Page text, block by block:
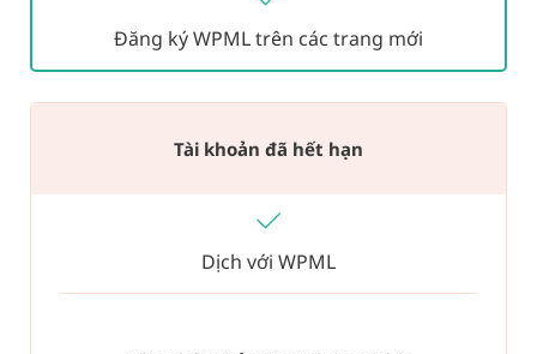
Đăng ký WPML trên các trang mới
Tài khoản đã hết hạn
Dịch với WPML